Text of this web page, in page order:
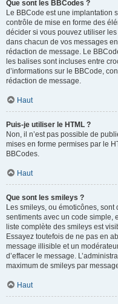
Que sont les BBCodes ?
Le BBCode est une implantation
contrôle de mise en forme des
décider si vous pouvez utiliser
dans chacun de vos messages
rédaction de message. Le
les balises sont incluses entre
d’informations sur le BBCode,
rédaction de message.
Haut
Puis-je utiliser le HTML ?
Non, il n’est pas possible de
mises en forme permises par le
BBCodes.
Haut
Que sont les smileys ?
Les smileys, ou émoticônes,
sentiments avec un code simple,
liste complète des smileys est
Essayez toutefois de ne pas en
message illisible et un
d’effacer le message.
maximum de smileys par
Haut